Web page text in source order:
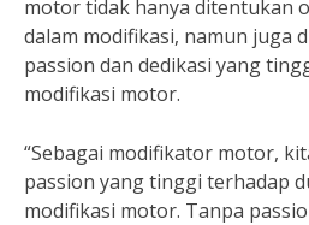
motor tidak hanya ditentukan
dalam modifikasi, namun juga
passion dan dedikasi yang
modifikasi motor.
“Sebagai modifikator motor,
passion yang tinggi terhadap
modifikasi motor. Tanpa